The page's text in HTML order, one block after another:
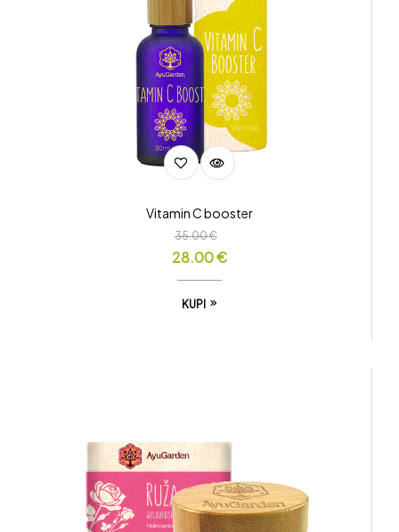
Vitamin C booster
35.00€
28.00€
KUPI